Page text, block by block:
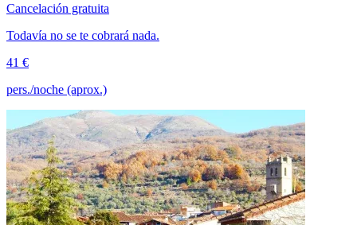
Cancelación gratuita
Todavía no se te cobrará nada.
41 €
pers./noche (aprox.)